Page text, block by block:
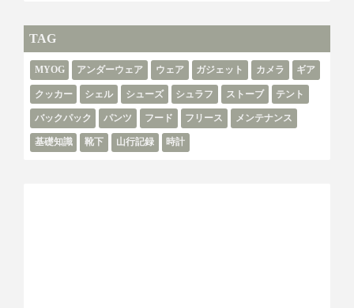
TAG
MYOG アンダーウェア ウェア ガジェット カメラ ギア
クッカー シェル シューズ シュラフ ストーブ テント
バックパック パンツ フード フリース メンテナンス
基礎知識 靴下 山行記録 時計